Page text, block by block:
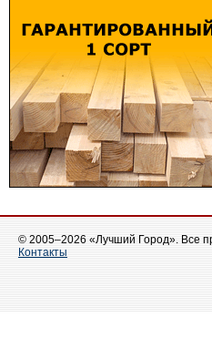
© 2005–2026 «Лучший Город». Все
Контакты